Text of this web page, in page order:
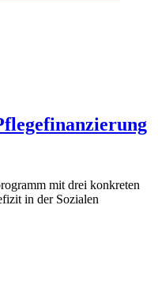
mit drei konkreten
in der Sozialen